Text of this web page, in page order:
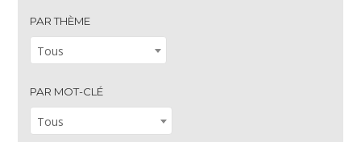
PAR THÈME
Tous
PAR MOT-CLÉ
Tous